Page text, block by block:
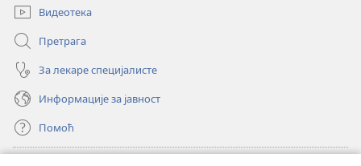
Видеотека
Претрага
За лекаре специјалисте
Информације за јавност
Помоћ